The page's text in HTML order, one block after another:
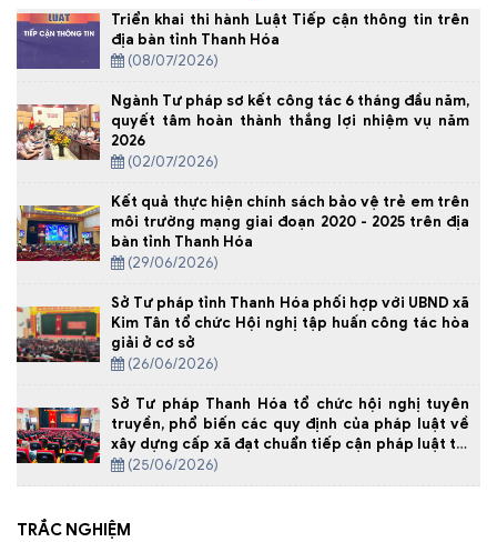
Triển khai thi hành Luật Tiếp cận thông tin trên
địa bàn tỉnh Thanh Hóa
(08/07/2026)
Ngành Tư pháp sơ kết công tác 6 tháng đầu năm,
quyết tâm hoàn thành thắng lợi nhiệm vụ năm
2026
(02/07/2026)
Kết quả thực hiện chính sách bảo vệ trẻ em trên
môi trường mạng giai đoạn 2020 - 2025 trên địa
bàn tỉnh Thanh Hóa
(29/06/2026)
Sở Tư pháp tỉnh Thanh Hóa phối hợp với UBND xã
Kim Tân tổ chức Hội nghị tập huấn công tác hòa
giải ở cơ sở
(26/06/2026)
Sở Tư pháp Thanh Hóa tổ chức hội nghị tuyên
truyền, phổ biến các quy định của pháp luật về
xây dựng cấp xã đạt chuẩn tiếp cận pháp luật tại
Xã Yên Định
(25/06/2026)
TRẮC NGHIỆM